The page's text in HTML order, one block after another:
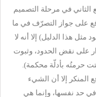
الثاني في مرحلة التصميم
على جواز التصرّف في ما
هذا الدليل) إلا أنه لا
على نقض الحدود، وثبوت
حرمتُه بأدلّة محكمة).
إلا أن الشيء
في حد نفسها، وإنما هي